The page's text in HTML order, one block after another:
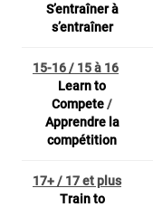
S’entraîner à
s’entraîner
15-16 / 15 à 16
Learn to
Compete/
Apprendre la
compétition
17+ / 17 et plus
Train to